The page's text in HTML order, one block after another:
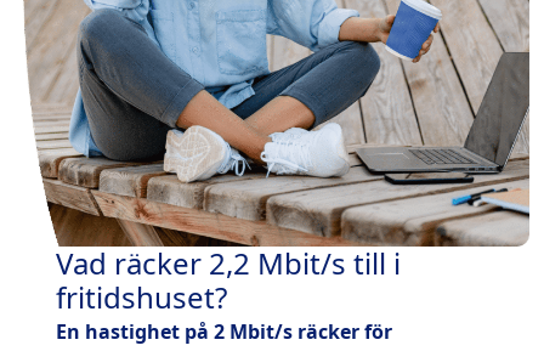
Vad räcker 2,2 Mbit/s till i
fritidshuset?
En hastighet på 2 Mbit/s räcker för